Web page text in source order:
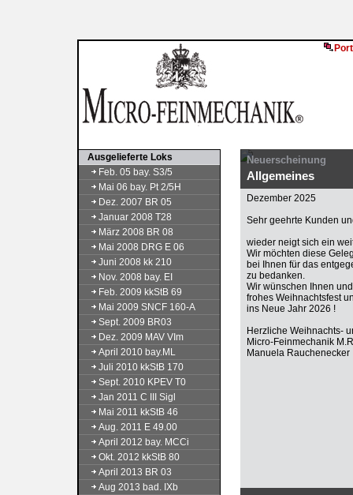
Ausgelieferte Loks
Feb. 05 bay. S3/5
Mai 06 bay. Pt 2/5H
Dez. 2007 BR 05
Januar 2008 T28
März 2008 BR 08
Mai 2008 DRG E 06
Juni 2008 kk 210
Nov. 2008 bay. EI
Feb. 2009 kkStB 69
Mai 2009 SNCF 160-A
Sept. 2009 BR03
Dez. 2009 MAV VIm
April 2010 bay.ML
Juli 2010 kkStB 170
Sept. 2010 KPEV T0
Jan 2011 C III Sigl
Mai 2011 kkStB 46
Aug. 2011 E 49.00
April 2012 bay. MCCi
Okt. 2012 kkStB 80
April 2013 BR 03
Aug 2013 bad. IXb
Neuerscheinung
Allgemeines
Dezember 2025
Sehr geehrte Kunden
wieder neigt sich ein
Wir möchten diese
bei Ihnen für das
zu bedanken.
Wir wünschen Ihnen
frohes Weihnachtsfest
ins Neue Jahr 2026 !
Herzliche Weihnachts-
Micro-Feinmechanik
Manuela Rauchenecker